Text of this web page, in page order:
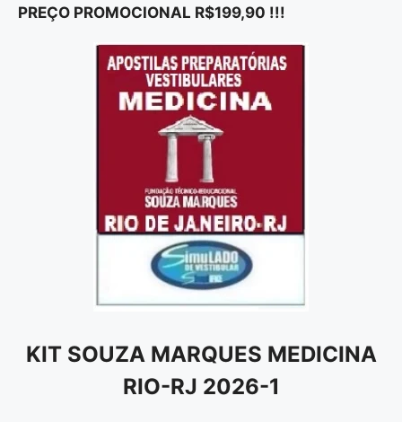
PREÇO PROMOCIONAL R$199,90 !!!
KIT SOUZA MARQUES MEDICINA
RIO-RJ 2026-1